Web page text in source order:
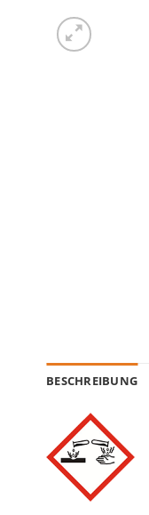
BESCHREIBUNG